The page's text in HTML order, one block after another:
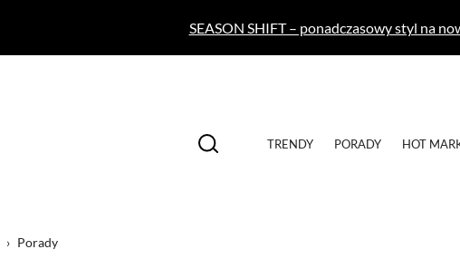
SEASON SHIFT – ponadczasowy styl na
TRENDY PORADY HOT
› Porady